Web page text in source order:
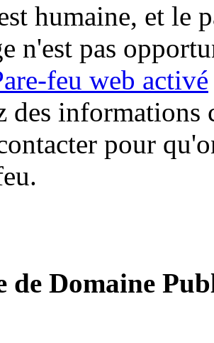
humaine, et le
n'est pas
feu web activé
des informations
pour
de Domaine